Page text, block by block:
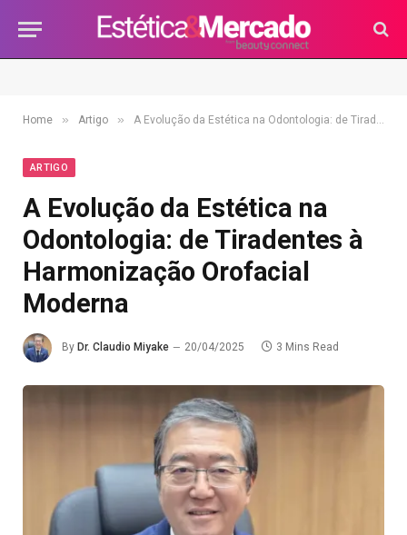
Home » Artigo » A Evolução da Estética na Odontologia: de Tiradentes à Harmonização Orofacial Moderna
ARTIGO
A Evolução da Estética na
Odontologia: de Tiradentes à
Harmonização Orofacial
Moderna
By Dr. Claudio Miyake 20/04/2025 3 Mins Read